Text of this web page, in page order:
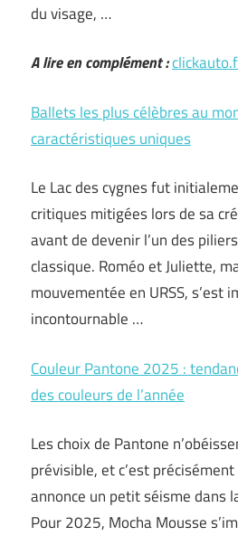
du visage, …
A lire en complément :
Ballets les plus célèbres au
caractéristiques uniques
Le Lac des cygnes fut
critiques mitigées lors de sa
avant de devenir l’un des
classique. Roméo et Juliette,
mouvementée en URSS, s’est
incontournable …
Couleur Pantone 2025 :
des couleurs de l’année
Les choix de Pantone
prévisible, et c’est
annonce un petit séisme dans
Pour 2025, Mocha Mousse